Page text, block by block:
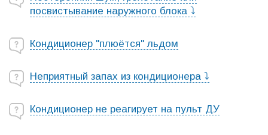
посвистывание наружного блока ⤵
Кондиционер "плюётся" льдом
Неприятный запах из кондиционера ⤵
Кондиционер не реагирует на пульт ДУ